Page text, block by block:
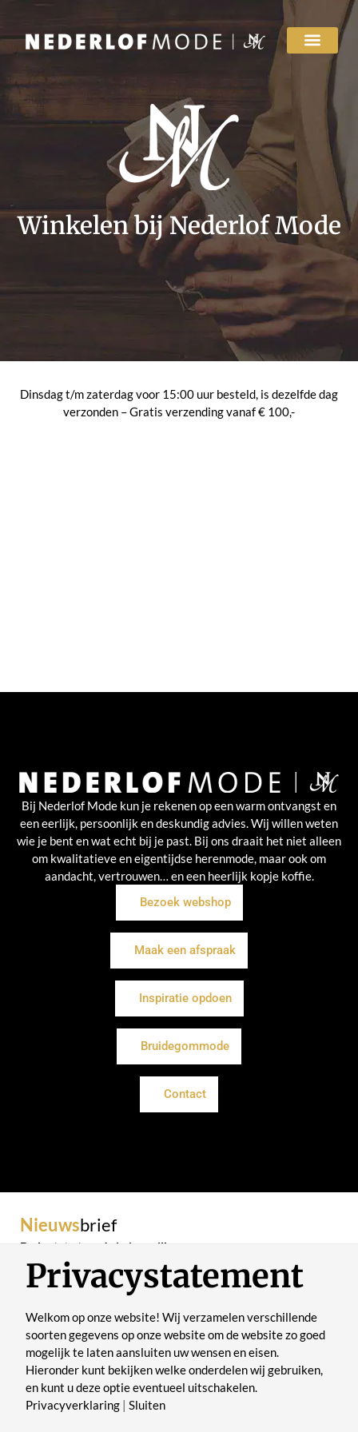
Winkelen bij Nederlof Mode
Dinsdag t/m zaterdag voor 15:00 uur besteld, is dezelfde dag
verzonden – Gratis verzending vanaf € 100,-
Bij Nederlof Mode kun je rekenen op een warm ontvangst en
een eerlijk, persoonlijk en deskundig advies. Wij willen weten
wie je bent en wat echt bij je past. Bij ons draait het niet alleen
om kwalitatieve en eigentijdse herenmode, maar ook om
aandacht, vertrouwen… en een heerlijk kopje koffie.
Bezoek webshop
Maak een afspraak
Inspiratie opdoen
Bruidegommode
Contact
Nieuwsbrief
De laatste trends in je mailbox
Verstuur
Privacystatement
Welkom op onze website! Wij verzamelen verschillende
soorten gegevens op onze website om de website zo goed
mogelijk te laten aansluiten uw wensen en eisen.
Hieronder kunt bekijken welke onderdelen wij gebruiken,
en kunt u deze optie eventueel uitschakelen.
Privacyverklaring
Sluiten